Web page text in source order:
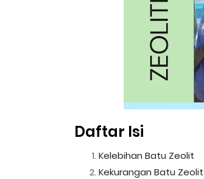
Daftar Isi
Kelebihan Batu Zeolit
Kekurangan Batu Zeolit